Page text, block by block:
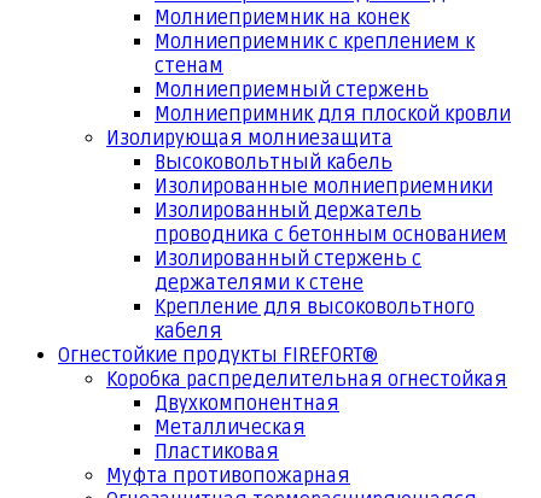
Молниеприемник на конек
Молниеприемник с креплением к
стенам
Молниеприемный стержень
Молниепримник для плоской кровли
Изолирующая молниезащита
Высоковольтный кабель
Изолированные молниеприемники
Изолированный держатель
проводника с бетонным основанием
Изолированный стержень с
держателями к стене
Крепление для высоковольтного
кабеля
Огнестойкие продукты FIREFORT®
Коробка распределительная огнестойкая
Двухкомпонентная
Металлическая
Пластиковая
Муфта противопожарная